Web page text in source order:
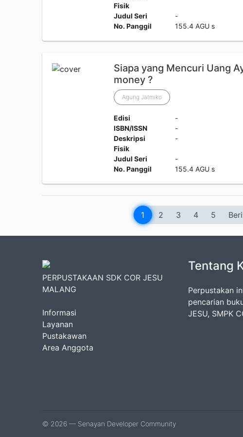
Fisik
Judul Seri
-
No. Panggil
155.4 AGU s
Siapa yang Mencuri Uang
money ?
Agung Jatmiko
Edisi
-
ISBN/ISSN
-
Deskripsi
Fisik
-
Judul Seri
-
No. Panggil
155.4 AGU s
1 2 3 4 5
PERPUSTAKAAN SDK COR JESU
MALANG
Informasi
Layanan
Pustakawan
Area Anggota
Tentang
Perpustakan
pencarian
JESU, SMPK
© 2026 — Senayan Developer Community